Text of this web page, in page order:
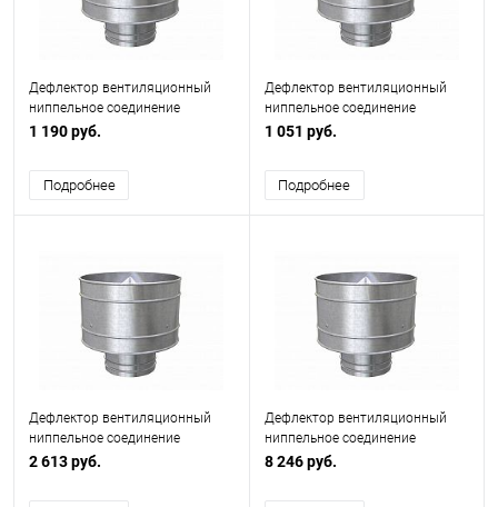
Дефлектор вентиляционный
ниппельное соединение
ф225мм
1 190 руб.
Подробнее
Дефлектор вентиляционный
ниппельное соединение
ф180мм
1 051 руб.
Подробнее
Дефлектор вентиляционный
ниппельное соединение
ф355мм
2 613 руб.
Дефлектор вентиляционный
ниппельное соединение
ф630мм
8 246 руб.